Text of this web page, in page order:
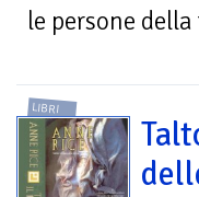
le persone
LIBRI